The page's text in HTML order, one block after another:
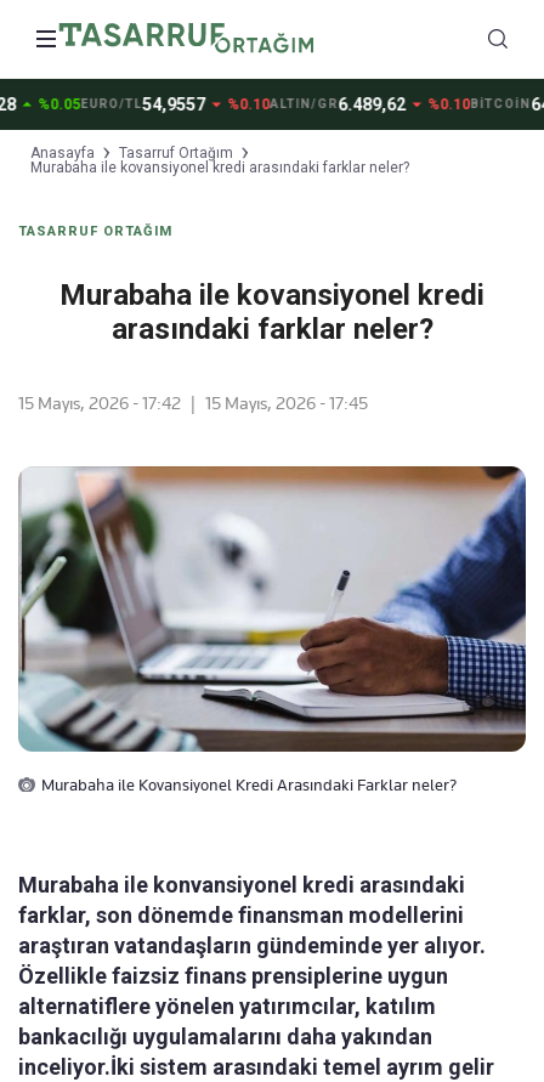
%0.05 EURO/TL54,9557arrow_drop_down %0.10 ALTIN/GR6.489,62arrow_drop_down %0.10 BİTCOİN
Anasayfa
Tasarruf Ortağım
Murabaha ile kovansiyonel kredi arasındaki farklar neler?
TASARRUF ORTAĞIM
Murabaha ile kovansiyonel kredi
arasındaki farklar neler?
15 Mayıs, 2026 - 17:42 | 15 Mayıs, 2026 - 17:45
Murabaha ile Kovansiyonel Kredi Arasındaki Farklar neler?
Murabaha ile konvansiyonel kredi arasındaki
farklar, son dönemde finansman modellerini
araştıran vatandaşların gündeminde yer alıyor.
Özellikle faizsiz finans prensiplerine uygun
alternatiflere yönelen yatırımcılar, katılım
bankacılığı uygulamalarını daha yakından
inceliyor.İki sistem arasındaki temel ayrım gelir